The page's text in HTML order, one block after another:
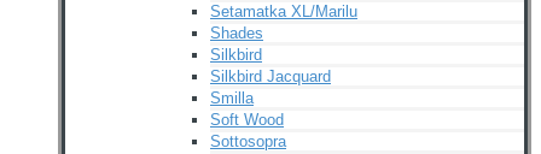
Setamatka XL/Marilu
Shades
Silkbird
Silkbird Jacquard
Smilla
Soft Wood
Sottosopra